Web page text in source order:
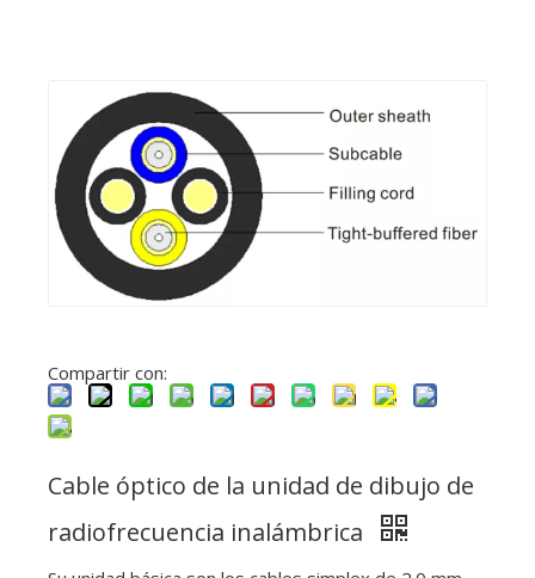
Compartir con:
Cable óptico de la unidad de dibujo de
radiofrecuencia inalámbrica